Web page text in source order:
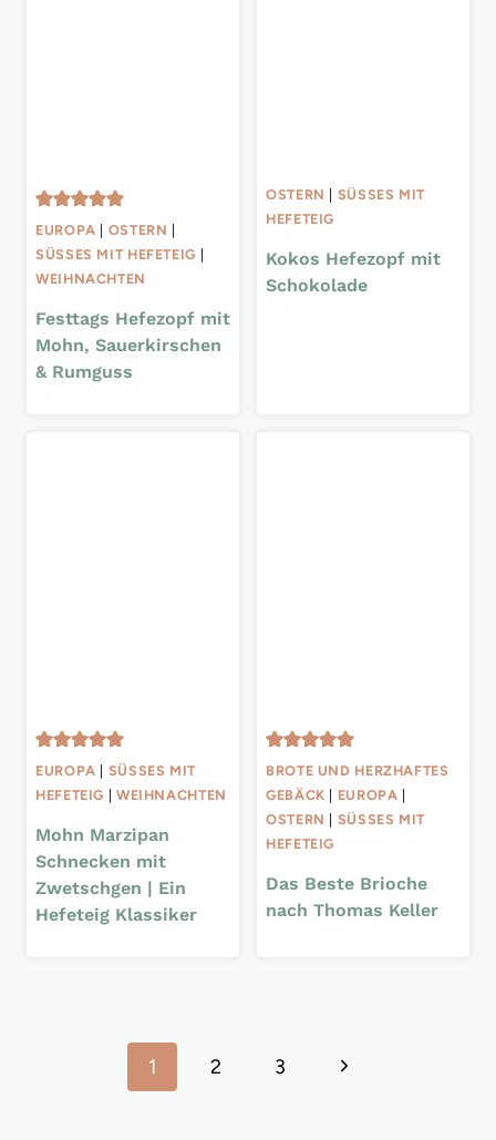
EUROPA OSTERN
SÜSSES MIT HEFETEIG
WEIHNACHTEN
Festtags Hefezopf mit
Mohn, Sauerkirschen
& Rumguss
OSTERN
SÜSSES MIT H
EFETEIG
Kokos Hefezopf mit
Schokolade
EUROPA
SÜSSES MIT H
EFETEIG
WEIHNACHTEN
Mohn Marzipan
Schnecken mit
Zwetschgen | Ein
Hefeteig Klassiker
BROTE UND HERZHAFTES
GEBÄCK
EUROPA
OSTERN
SÜSSES MIT H
EFETEIG
Das Beste Brioche
nach Thomas Keller
1 2 3
Nächste